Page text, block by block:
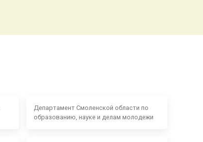
Департамент Смоленской области по
образованию, науке и делам молодежи